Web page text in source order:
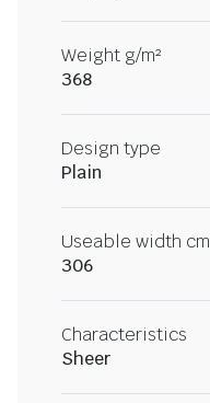
Weight g/m²
368
Design type
Plain
Useable width cm
306
Characteristics
Sheer